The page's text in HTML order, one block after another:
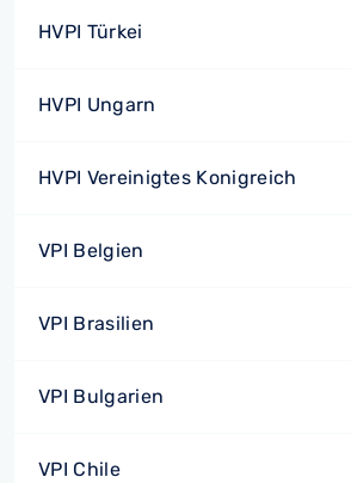
HVPI Türkei
HVPI Ungarn
HVPI Vereinigtes Konigreich
VPI Belgien
VPI Brasilien
VPI Bulgarien
VPI Chile